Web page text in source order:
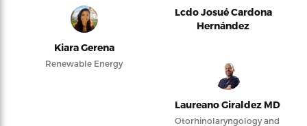
Kiara Gerena
Renewable Energy
Lcdo Josué Cardona
Hernández
Laureano Giraldez MD
Otorhinolaryngology and